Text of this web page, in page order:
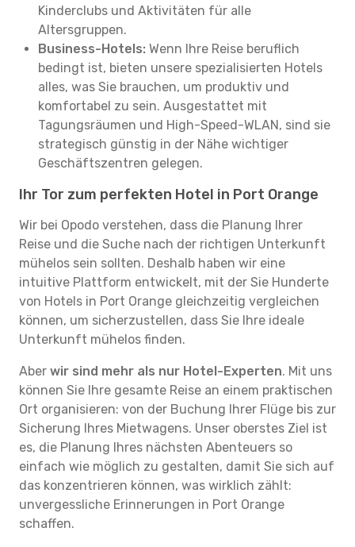
Kinderclubs und Aktivitäten für alle
Altersgruppen.
Business-Hotels: Wenn Ihre Reise beruflich
bedingt ist, bieten unsere spezialisierten Hotels
alles, was Sie brauchen, um produktiv und
komfortabel zu sein. Ausgestattet mit
Tagungsräumen und High-Speed-WLAN, sind sie
strategisch günstig in der Nähe wichtiger
Geschäftszentren gelegen.
Ihr Tor zum perfekten Hotel in Port Orange
Wir bei Opodo verstehen, dass die Planung Ihrer
Reise und die Suche nach der richtigen Unterkunft
mühelos sein sollten. Deshalb haben wir eine
intuitive Plattform entwickelt, mit der Sie Hunderte
von Hotels in Port Orange gleichzeitig vergleichen
können, um sicherzustellen, dass Sie Ihre ideale
Unterkunft mühelos finden.
Aber wir sind mehr als nur Hotel-Experten. Mit uns
können Sie Ihre gesamte Reise an einem praktischen
Ort organisieren: von der Buchung Ihrer Flüge bis zur
Sicherung Ihres Mietwagens. Unser oberstes Ziel ist
es, die Planung Ihres nächsten Abenteuers so
einfach wie möglich zu gestalten, damit Sie sich auf
das konzentrieren können, was wirklich zählt:
unvergessliche Erinnerungen in Port Orange
schaffen.